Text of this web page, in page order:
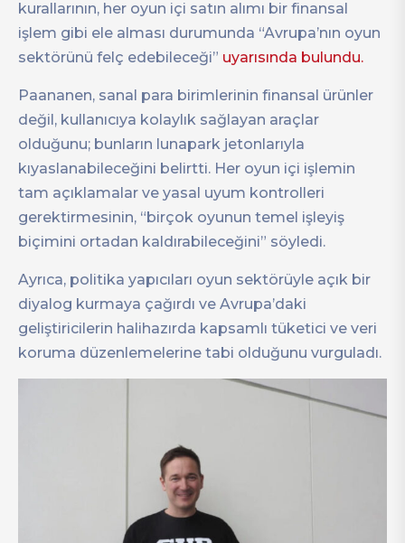
kurallarının, her oyun içi satın alımı bir finansal
işlem gibi ele alması durumunda “Avrupa’nın oyun
sektörünü felç edebileceği” uyarısında bulundu.
Paananen, sanal para birimlerinin finansal ürünler
değil, kullanıcıya kolaylık sağlayan araçlar
olduğunu; bunların lunapark jetonlarıyla
kıyaslanabileceğini belirtti. Her oyun içi işlemin
tam açıklamalar ve yasal uyum kontrolleri
gerektirmesinin, “birçok oyunun temel işleyiş
biçimini ortadan kaldırabileceğini” söyledi.
Ayrıca, politika yapıcıları oyun sektörüyle açık bir
diyalog kurmaya çağırdı ve Avrupa’daki
geliştiricilerin halihazırda kapsamlı tüketici ve veri
koruma düzenlemelerine tabi olduğunu vurguladı.